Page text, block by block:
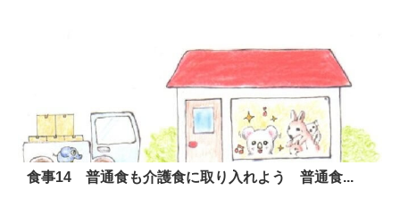
食事14 普通食も介護食に取り入れよう 普通食...